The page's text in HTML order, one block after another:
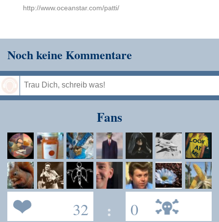
http://www.oceanstar.com/patti/
Noch keine Kommentare
Fans
32 : 0